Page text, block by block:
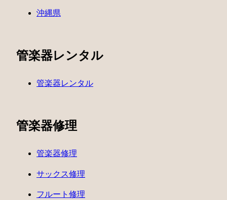
沖縄県
管楽器レンタル
管楽器レンタル
管楽器修理
管楽器修理
サックス修理
フルート修理